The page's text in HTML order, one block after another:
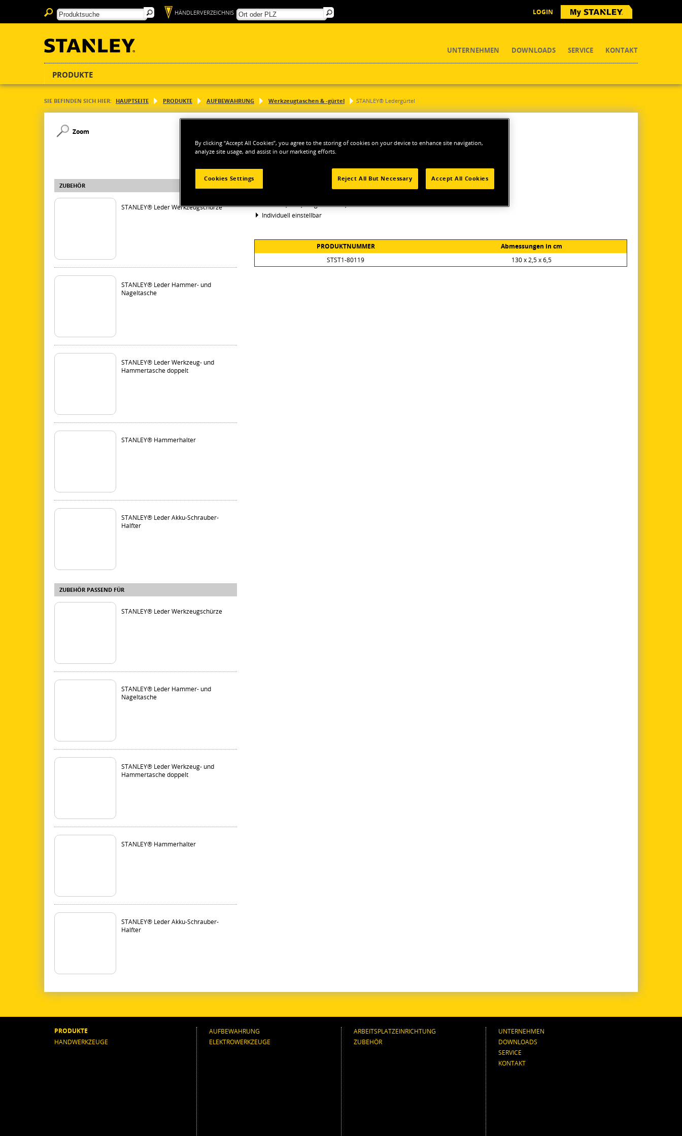
LOGIN
HÄNDLERVERZEICHNIS
UNTERNEHMEN DOWNLOADS SERVICE KONTAKT
PRODUKTE
SIE BEFINDEN SICH HIER: HAUPTSEITE PRODUKTE AUFBEWAHRUNG Werkzeugtaschen & -gürtel STANLEY® Ledergürtel
Zoom
ZUBEHÖR
STANLEY® Leder Werkzeugschürze
STANLEY® Leder Hammer- und
Nageltasche
STANLEY® Leder Werkzeug- und
Hammertasche doppelt
STANLEY® Hammerhalter
STANLEY® Leder Akku-Schrauber-
Halfter
ZUBEHÖR PASSEND FÜR
STANLEY® Leder Werkzeugschürze
STANLEY® Leder Hammer- und
Nageltasche
STANLEY® Leder Werkzeug- und
Hammertasche doppelt
STANLEY® Hammerhalter
STANLEY® Leder Akku-Schrauber-
Halfter
STANLEY® LEDERGÜRTEL
Breite: 4,5 cm, Länge: 126 cm, 16 Loch
Individuell einstellbar
PRODUKTNUMMER Abmessungen in cm
STST1-80119 130 x 2,5 x 6,5
PRODUKTE
HANDWERKZEUGE
AUFBEWAHRUNG
ELEKTROWERKZEUGE
ARBEITSPLATZEINRICHTUNG
ZUBEHÖR
UNTERNEHMEN
DOWNLOADS
SERVICE
KONTAKT
By clicking “Accept All Cookies”, you agree to the storing of cookies on your device to enhance site navigation,
analyze site usage, and assist in our marketing efforts.
Cookies Settings Reject All But Necessary Accept All Cookies